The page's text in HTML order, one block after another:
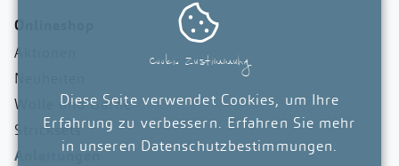
Onlineshop
Aktionen
Neuheiten
Wolle und Garne
Stricksets
Anleitungen

Cookie Zustimmung
Diese Seite verwendet Cookies, um Ihre
Erfahrung zu verbessern. Erfahren Sie mehr
in unseren Datenschutzbestimmungen.